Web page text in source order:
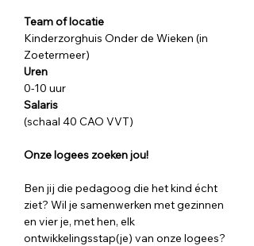
Team of locatie
Kinderzorghuis Onder de Wieken (in
Zoetermeer)
Uren
0-10 uur
Salaris
(schaal 40 CAO VVT)
Onze logees zoeken jou!
Ben jij die pedagoog die het kind écht
ziet? Wil je samenwerken met gezinnen
en vier je, met hen, elk
ontwikkelingsstap(je) van onze logees?